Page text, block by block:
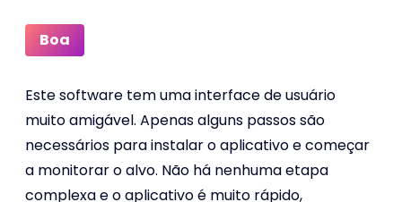
Boa
Este software tem uma interface de usuário
muito amigável. Apenas alguns passos são
necessários para instalar o aplicativo e começar
a monitorar o alvo. Não há nenhuma etapa
complexa e o aplicativo é muito rápido,